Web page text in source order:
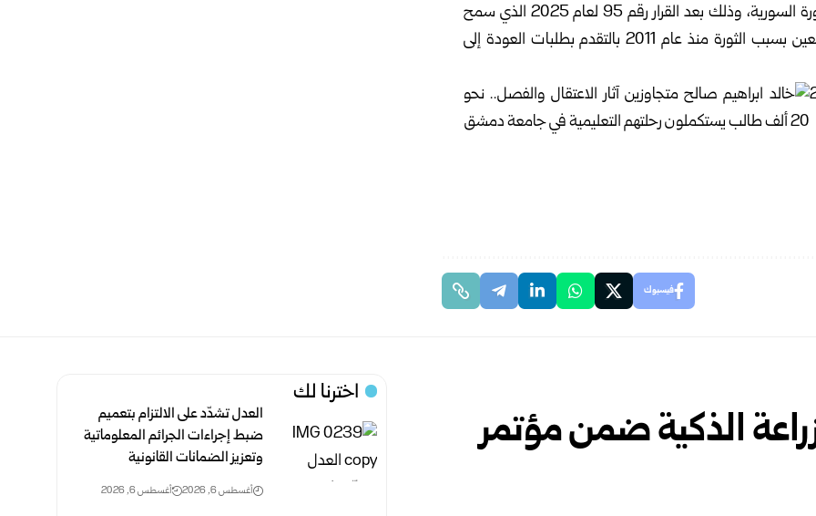
تقدم بها الطلاب المنقطعون عن الدراسة خلال سنوات الثورة السورية، وذلك بعد القرار رقم 95 لعام 2025 الذي سمح
لطلاب المرحلة الجامعية الأولى، والدراسات العليا، المنقطعين بسبب الثورة منذ عام 2011 بالتقدم بطلبات العودة إلى
فيسبوك
الذكية ضمن مؤتمر
اخترنا لك
العدل تشدّد على الالتزام بتعميم
ضبط إجراءات الجرائم المعلوماتية
وتعزيز الضمانات القانونية
أغسطس 6, 2026 أغسطس 6, 2026